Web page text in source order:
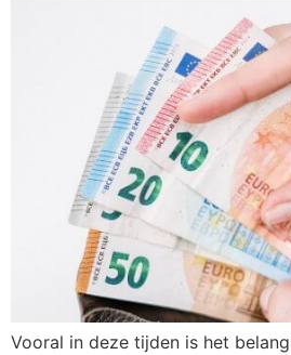
Vooral in deze tijden is het